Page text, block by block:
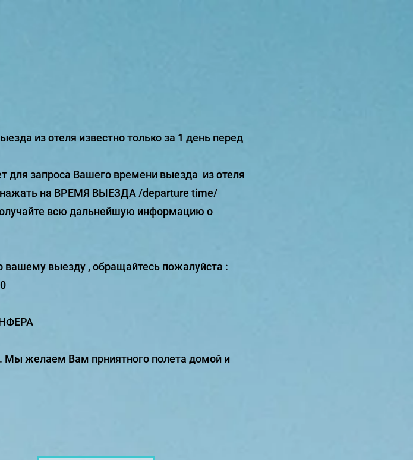
из отеля известно только за 1 день перед
для запроса Вашего времени выезда из отеля
нажать на ВРЕМЯ ВЫЕЗДА /departure time/
всю дальнейшую информацию о
вашему выезду , обращайтесь пожалуйста :
Мы желаем Вам прниятного полета домой и